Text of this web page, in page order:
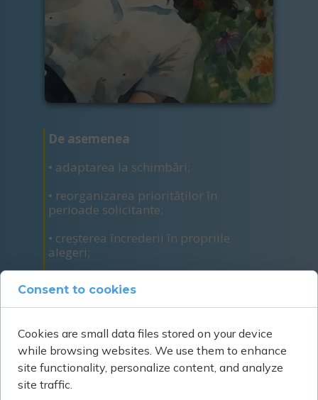
De asemenea
• adaptarea la schimbări;
• reorganizarea priorităților în
perioade solicitante;
• creșterea încrederii în propriile
alegeri;
• exprimarea mai autentică și mai
asertivă.
Consent to cookies
Cookies are small data files stored on your device
while browsing websites. We use them to enhance
site functionality, personalize content, and analyze
site traffic.